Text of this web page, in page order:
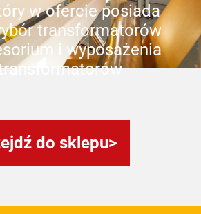
w ofercie posiada
transformatorów
i wyposażenia
do sklepu